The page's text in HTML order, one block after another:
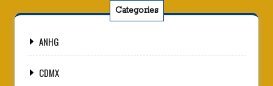
Categories
ANHG
CDMX